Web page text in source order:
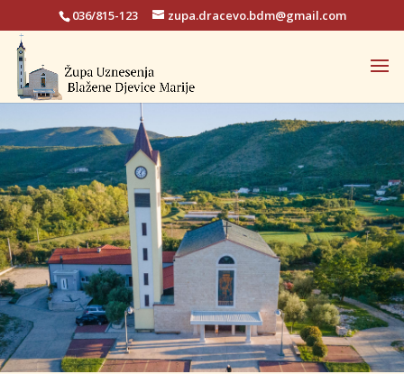
036/815-123 zupa.dracevo.bdm@gmail.com